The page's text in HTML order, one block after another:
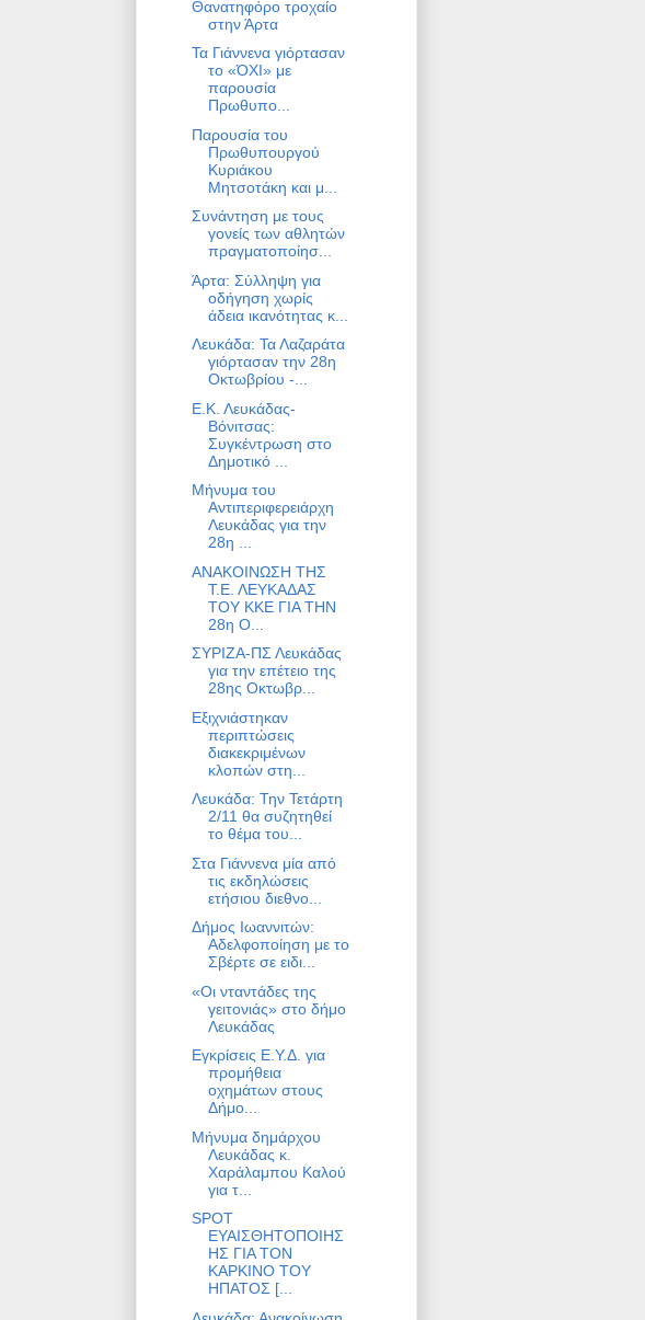
Θανατηφόρο τροχαίο
στην Άρτα
Τα Γιάννενα γιόρτασαν
το «ΌΧΙ» με
παρουσία
Πρωθυπο...
Παρουσία του
Πρωθυπουργού
Κυριάκου
Μητσοτάκη και μ...
Συνάντηση με τους
γονείς των αθλητών
πραγματοποίησ...
Άρτα: Σύλληψη για
οδήγηση χωρίς
άδεια ικανότητας κ...
Λευκάδα: Τα Λαζαράτα
γιόρτασαν την 28η
Οκτωβρίου -...
Ε.Κ. Λευκάδας-
Βόνιτσας:
Συγκέντρωση στο
Δημοτικό ...
Μήνυμα του
Αντιπεριφερειάρχη
Λευκάδας για την
28η ...
ΑΝΑΚΟΙΝΩΣΗ ΤΗΣ
Τ.Ε. ΛΕΥΚΑΔΑΣ
ΤΟΥ ΚΚΕ ΓΙΑ ΤΗΝ
28η Ο...
ΣΥΡΙΖΑ-ΠΣ Λευκάδας
για την επέτειο της
28ης Οκτωβρ...
Εξιχνιάστηκαν
περιπτώσεις
διακεκριμένων
κλοπών στη...
Λευκάδα: Την Τετάρτη
2/11 θα συζητηθεί
το θέμα του...
Στα Γιάννενα μία από
τις εκδηλώσεις
ετήσιου διεθνο...
Δήμος Ιωαννιτών:
Αδελφοποίηση με το
Σβέρτε σε ειδι...
«Οι νταντάδες της
γειτονιάς» στο δήμο
Λευκάδας
Εγκρίσεις Ε.Υ.Δ. για
προμήθεια
οχημάτων στους
Δήμο...
Μήνυμα δημάρχου
Λευκάδας κ.
Χαράλαμπου Καλού
για τ...
SPOT
ΕΥΑΙΣΘΗΤΟΠΟΙΗΣ
ΗΣ ΓΙΑ ΤΟΝ
ΚΑΡΚΙΝΟ ΤΟΥ
ΗΠΑΤΟΣ [...